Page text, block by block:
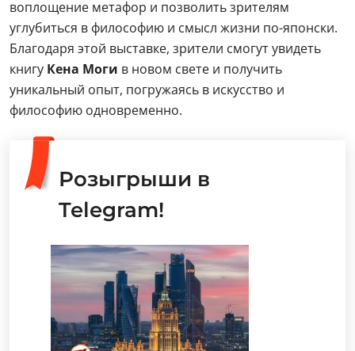
воплощение метафор и позволить зрителям
углубиться в философию и смысл жизни по-японски.
Благодаря этой выставке, зрители смогут увидеть
книгу Кена Моги в новом свете и получить
уникальный опыт, погружаясь в искусство и
философию одновременно.
Розыгрыши в
Telegram!